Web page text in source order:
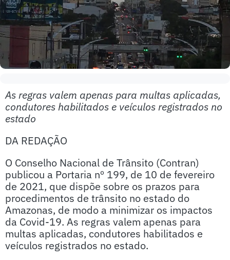
As regras valem apenas para multas aplicadas,
condutores habilitados e veículos registrados no
estado
DA REDAÇÃO
O Conselho Nacional de Trânsito (Contran)
publicou a Portaria nº 199, de 10 de fevereiro
de 2021, que dispõe sobre os prazos para
procedimentos de trânsito no estado do
Amazonas, de modo a minimizar os impactos
da Covid-19. As regras valem apenas para
multas aplicadas, condutores habilitados e
veículos registrados no estado.